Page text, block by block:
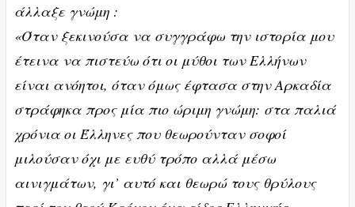
άλλαξε γνώμη :
«Όταν ξεκινούσα να συγγράφω την ιστορία μου
έτεινα να πιστεύω ότι οι μύθοι των Ελλήνων
είναι ανόητοι, όταν όμως έφτασα στην Αρκαδία
στράφηκα προς μία πιο ώριμη γνώμη: στα παλιά
χρόνια οι Έλληνες που θεωρούνταν σοφοί
μιλούσαν όχι με ευθύ τρόπο αλλά μέσω
αινιγμάτων, γι’ αυτό και θεωρώ τους θρύλους